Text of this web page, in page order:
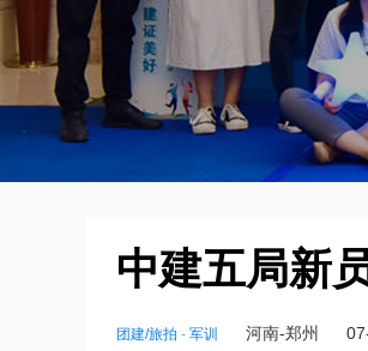
中建五局新
团建/旅拍 - 军训 河南-郑州